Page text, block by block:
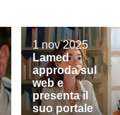
Lamed
approda sul
web e
presenta il
suo portale
1 nov 2025